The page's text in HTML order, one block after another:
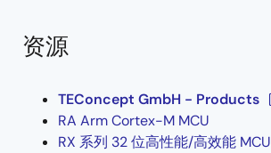
资源
TEConcept GmbH - Products
RA Arm Cortex-M MCU
RX 系列 32 位高性能/高效能 MCU